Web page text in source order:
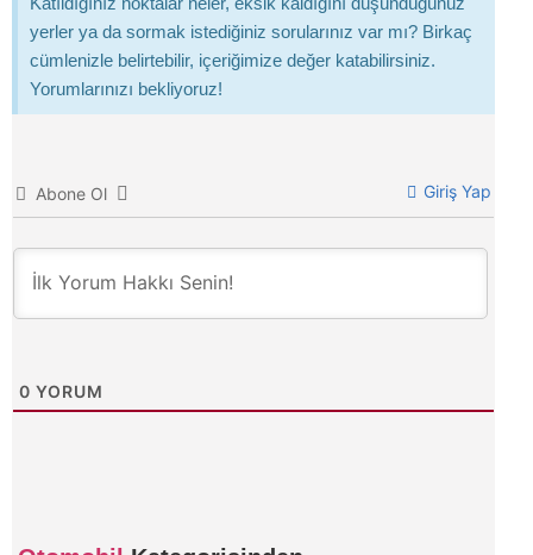
yerler ya da sormak istediğiniz sorularınız var mı? Birkaç
cümlenizle belirtebilir, içeriğimize değer katabilirsiniz.
Yorumlarınızı bekliyoruz!
Abone Ol Giriş Yap
0 YORUM